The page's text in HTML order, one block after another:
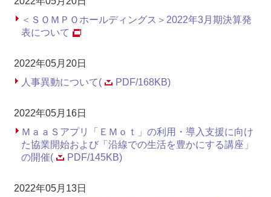
＜ＳＯＭＰＯホールディングス＞2022年3月期決算発
表について
2022年05月20日
人事異動について(
PDF/168KB)
2022年05月16日
ＭａａＳアプリ「ＥＭｏｔ」の利用・導入支援に向け
た協業開始および「沿線での生活を豊かにする講座」
の開催(
PDF/145KB)
2022年05月13日